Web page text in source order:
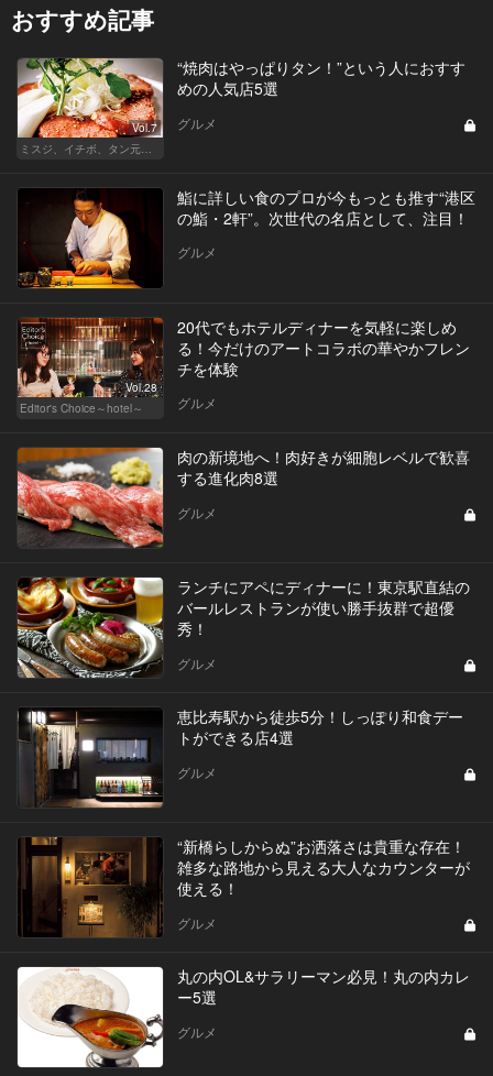
おすすめ記事
Vol.7
ミスジ、イチボ、タン元…焼肉は好きな部位で店を選ぶべし！
“焼肉はやっぱりタン！”という人におすす
めの人気店5選
グルメ
鮨に詳しい食のプロが今もっとも推す“港区
の鮨・2軒”。次世代の名店として、注目！
グルメ
Vol.28
Editor's Choice～hotel～
20代でもホテルディナーを気軽に楽しめ
る！今だけのアートコラボの華やかフレン
チを体験
グルメ
肉の新境地へ！肉好きが細胞レベルで歓喜
する進化肉8選
グルメ
ランチにアペにディナーに！東京駅直結の
バールレストランが使い勝手抜群で超優
秀！
グルメ
恵比寿駅から徒歩5分！しっぽり和食デー
トができる店4選
グルメ
“新橋らしからぬ”お洒落さは貴重な存在！
雑多な路地から見える大人なカウンターが
使える！
グルメ
丸の内OL&サラリーマン必見！丸の内カレ
ー5選
グルメ